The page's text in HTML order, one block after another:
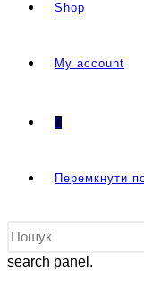
Shop
My account
0
Перемкнути
search panel.